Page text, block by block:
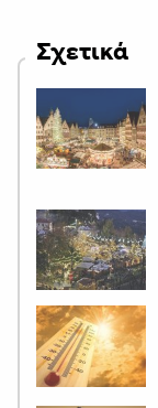
Σχετικά